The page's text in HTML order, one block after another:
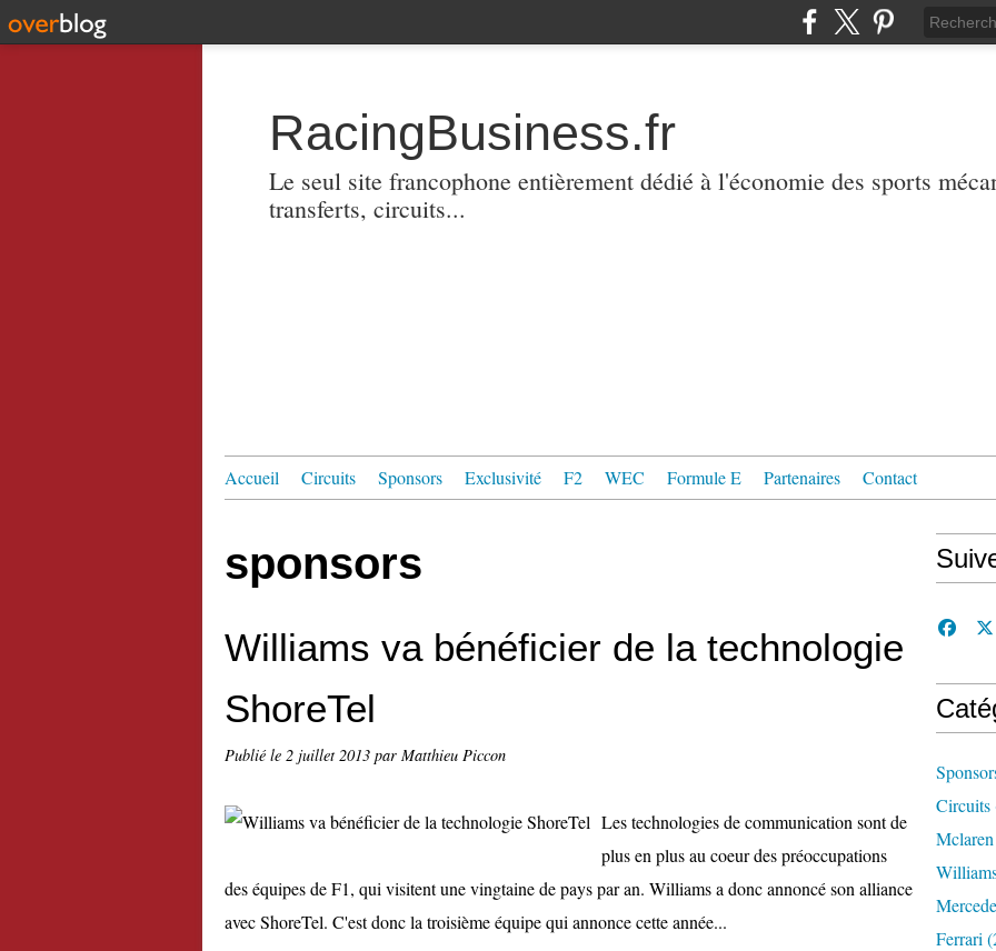
RacingBusiness.fr
Le seul site francophone entièrement dédié à l'économie des sports
transferts, circuits...
Accueil Circuits Sponsors Exclusivité F2 WEC Formule E Partenaires Contact
sponsors
Williams va bénéficier de la technologie
ShoreTel
Publié le 2 juillet 2013 par Matthieu Piccon
Les technologies de communication sont de
plus en plus au coeur des préoccupations
des équipes de F1, qui visitent une vingtaine de pays par an. Williams a donc annoncé son alliance
avec ShoreTel. C'est donc la troisième équipe qui annonce cette année...
Circuits
Mclaren
Ferrari